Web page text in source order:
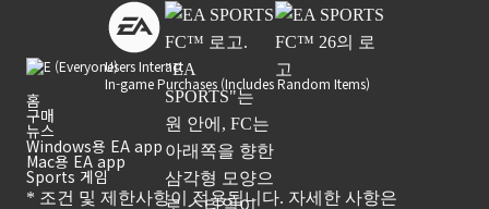
Users Interact
In-game Purchases (Includes Random Items)
홈
구매
뉴스
Windows용 EA app
Mac용 EA app
Sports 게임
* 조건 및 제한사항이 적용됩니다. 자세한 사항은